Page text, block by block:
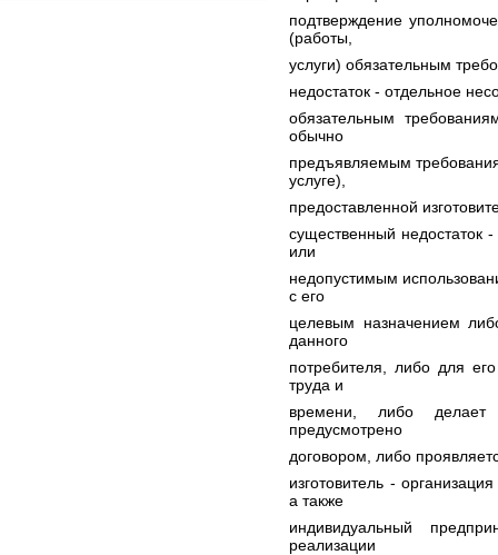
подтверждение
(работы,
услуги) обязательным
недостаток - отдельное
обязательным
обычно
предъявляемым
услуге),
предоставленной
существенный недостаток
или
недопустимым
с его
целевым назначением
данного
потребителя, либо для
труда и
времени, либо
предусмотрено
договором, либо
изготовитель -
а также
индивидуальный
реализации